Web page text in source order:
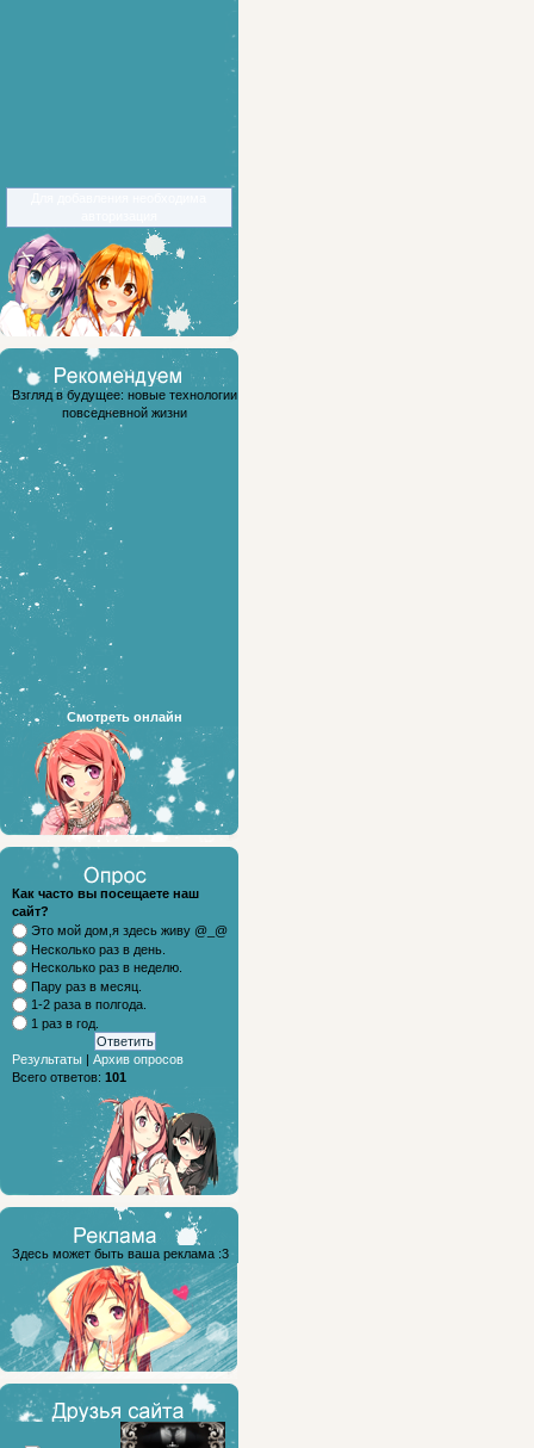
Взгляд в будущее: новые технологии
повседневной жизни
Смотреть онлайн
Как часто вы посещаете наш
сайт?
Это мой дом,я здесь живу @_@
Несколько раз в день.
Несколько раз в неделю.
Пару раз в месяц.
1-2 раза в полгода.
1 раз в год.
Результаты
Архив опросов
Всего ответов: 101
Здесь может быть ваша реклама :3